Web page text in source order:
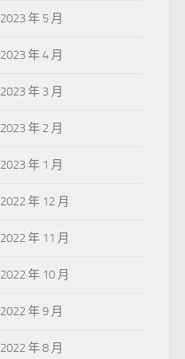
2023 年 5 月
2023 年 4 月
2023 年 3 月
2023 年 2 月
2023 年 1 月
2022 年 12 月
2022 年 11 月
2022 年 10 月
2022 年 9 月
2022 年 8 月